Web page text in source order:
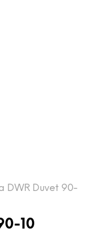
DWR Duvet 90-
10